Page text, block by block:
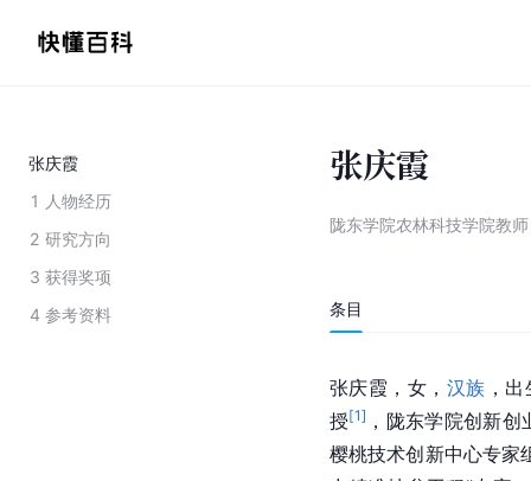
张庆霞
1 人物经历
2 研究方向
3 获得奖项
4 参考资料
张庆霞
陇东学院农林科技学院教师
条目
张庆霞，女， 汉族 ，
授[1] ，陇东学院创新
樱桃技术创新中心专家